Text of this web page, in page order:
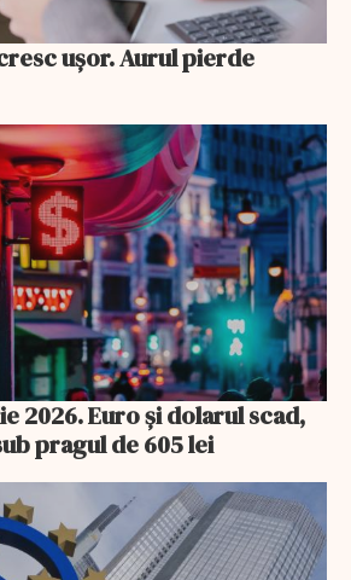
ușor. Aurul pierde
2026. Euro și dolarul scad,
pragul de 605 lei